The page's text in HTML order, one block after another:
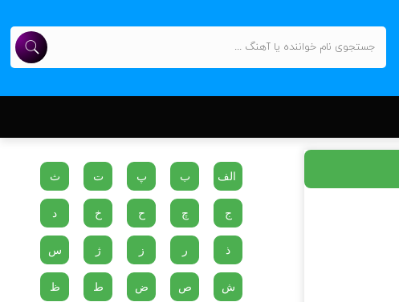
الف ب پ ت ث
ج چ ح خ د
ذ ر ز ژ س
ش ص ض ط ظ